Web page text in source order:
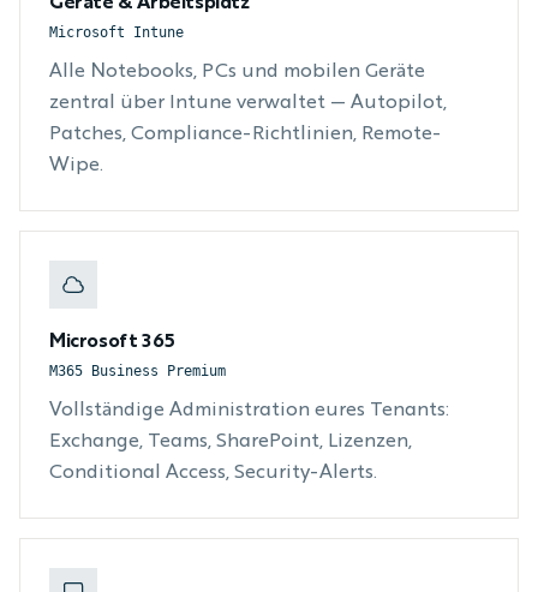
Microsoft Intune
Alle Notebooks, PCs und mobilen Geräte
zentral über Intune verwaltet — Autopilot,
Patches, Compliance-Richtlinien, Remote-
Wipe.
Microsoft 365
M365 Business Premium
Vollständige Administration eures Tenants:
Exchange, Teams, SharePoint, Lizenzen,
Conditional Access, Security-Alerts.